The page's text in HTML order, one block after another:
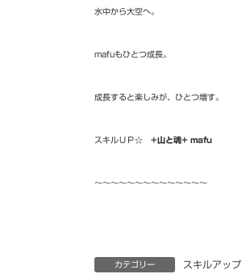
水中から大空へ。
mafuもひとつ成長。
成長すると楽しみが、ひとつ増す。
スキルＵＰ☆ +山と魂+ mafu
～～～～～～～～～～～～～～
カテゴリー スキルアップ